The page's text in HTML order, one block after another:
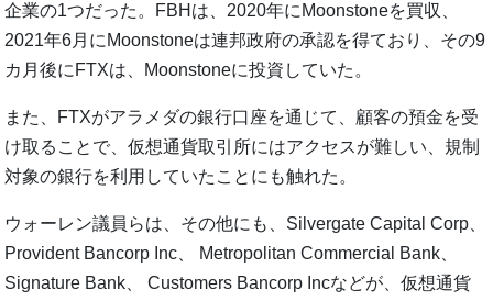
企業の1つだった。FBHは、2020年にMoonstoneを買収、
2021年6月にMoonstoneは連邦政府の承認を得ており、その9
カ月後にFTXは、Moonstoneに投資していた。
また、FTXがアラメダの銀行口座を通じて、顧客の預金を受
け取ることで、仮想通貨取引所にはアクセスが難しい、規制
対象の銀行を利用していたことにも触れた。
ウォーレン議員らは、その他にも、Silvergate Capital Corp、
Provident Bancorp Inc、 Metropolitan Commercial Bank、
Signature Bank、 Customers Bancorp Incなどが、仮想通貨